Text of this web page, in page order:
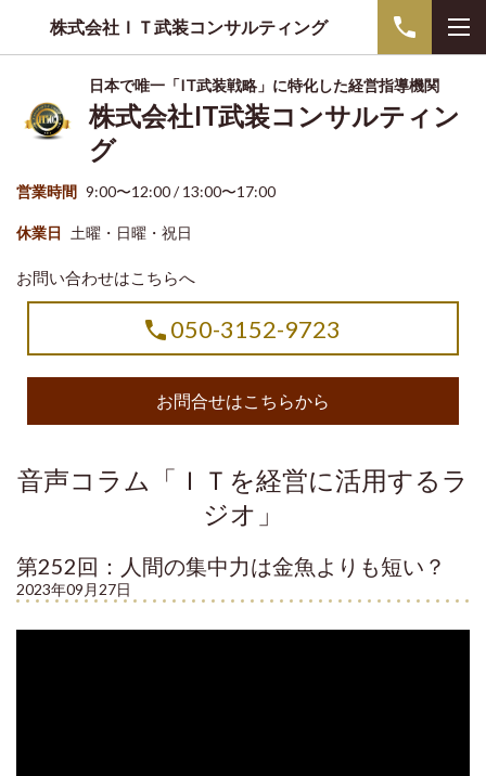
株式会社ＩＴ武装コンサルティング
日本で唯一「IT武装戦略」に特化した経営指導機関
株式会社IT武装コンサルティン
グ
営業時間 9:00〜12:00 / 13:00〜17:00
休業日 土曜・日曜・祝日
お問い合わせはこちらへ
050-3152-9723
お問合せはこちらから
音声コラム「ＩＴを経営に活用するラ
ジオ」
第252回：人間の集中力は金魚よりも短い？
2023年09月27日